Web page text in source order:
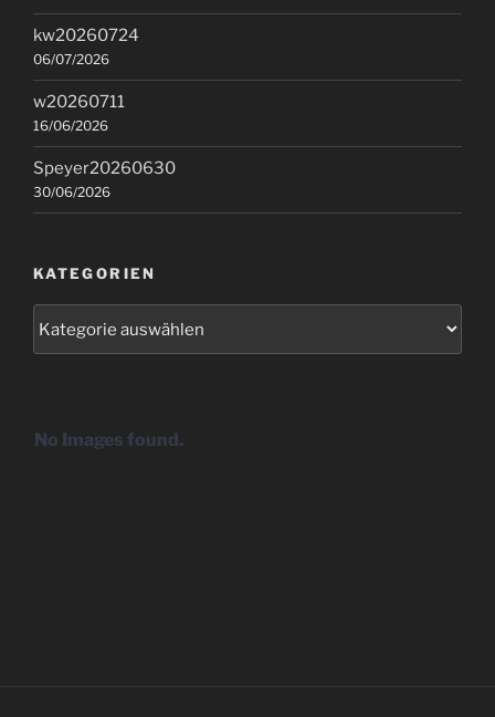
kw20260724
06/07/2026
w20260711
16/06/2026
Speyer20260630
30/06/2026
KATEGORIEN
No Images found.